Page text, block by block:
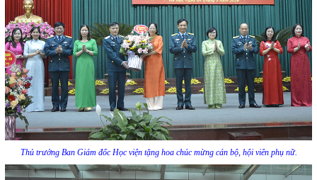
Thủ trưởng Ban Giám đốc Học viện tặng hoa chúc mừng cán bộ, hội viên phụ nữ.